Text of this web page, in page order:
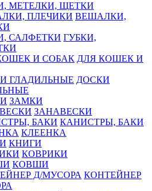
МЕТЕЛКИ, ЩЕТКИ
ВЕШАЛКИ,
ГУБКИ,
ДЛЯ КОШЕК И
ДОСКИ
ЗАМКИ
ЗАНАВЕСКИ
КАНИСТРЫ, БАКИ
КЛЕЕНКА
КНИГИ
КОВРИКИ
КОВШИ
КОНТЕЙНЕР